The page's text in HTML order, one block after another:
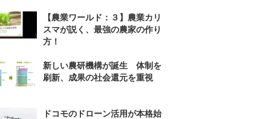
【農業ワールド：３】農業カリ
スマが説く、最強の農家の作り
方！
新しい農研機構が誕生 体制を
刷新、成果の社会還元を重視
ドコモのドローン活用が本格始